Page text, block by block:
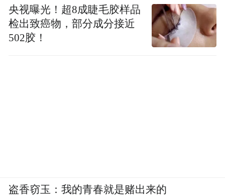
央视曝光！超8成睫毛胶样品
检出致癌物，部分成分接近
502胶！
盗香窃玉：我的青春就是赌出来的